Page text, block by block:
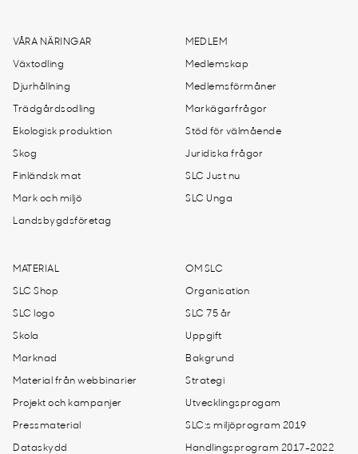
VÅRA NÄRINGAR
Växtodling
Djurhållning
Trädgårdsodling
Ekologisk produktion
Skog
Finländsk mat
Mark och miljö
Landsbygdsföretag
MEDLEM
Medlemskap
Medlemsförmåner
Markägarfrågor
Stöd för välmående
Juridiska frågor
SLC Just nu
SLC Unga
MATERIAL
SLC Shop
SLC logo
Skola
Marknad
Material från webbinarier
Projekt och kampanjer
Pressmaterial
Dataskydd
OM SLC
Organisation
SLC 75 år
Uppgift
Bakgrund
Strategi
Utvecklingsprogam
SLC:s miljöprogram 2019
Handlingsprogram 2017-2022